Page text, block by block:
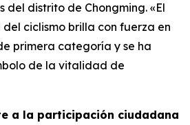
del distrito de Chongming. «El
ciclismo brilla con fuerza en
primera categoría y se ha
de la vitalidad de
a la participación ciudadana